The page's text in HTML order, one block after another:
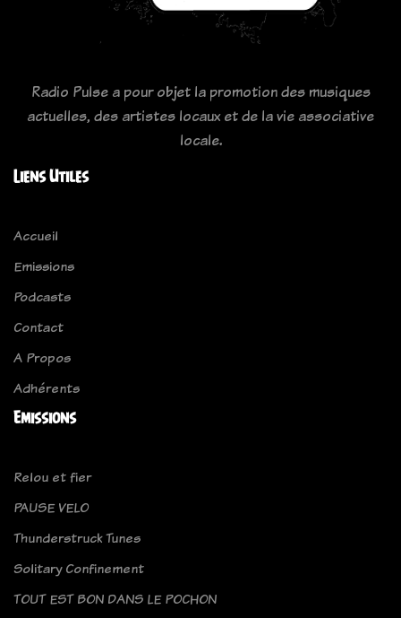
Radio Pulse a pour objet la promotion des musiques
actuelles, des artistes locaux et de la vie associative
locale.
Liens Utiles
Accueil
Emissions
Podcasts
Contact
A Propos
Adhérents
Emissions
Relou et fier
PAUSE VELO
Thunderstruck Tunes
Solitary Confinement
TOUT EST BON DANS LE POCHON